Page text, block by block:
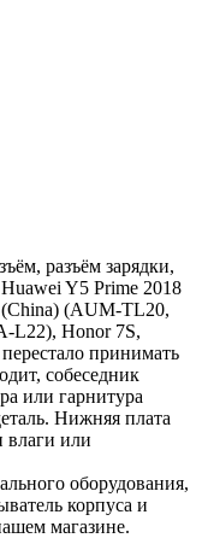
разъём зарядки,
Y5 Prime 2018
(AUM-TL20,
L22), Honor 7S,
принимать
собеседник
или гарнитура
Нижняя плата
влаги или
оборудования,
корпуса и
магазине.